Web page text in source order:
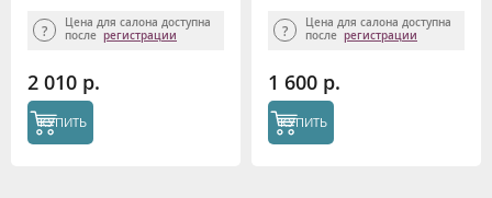
Цена для салона доступна
после регистрации
2 010 р.
КУПИТЬ
Цена для салона доступна
после регистрации
1 600 р.
КУПИТЬ